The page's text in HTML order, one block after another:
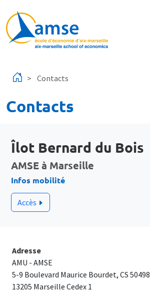
Contacts
Contacts
Îlot Bernard du Bois
AMSE à Marseille
Infos mobilité
Accès
Adresse
AMU - AMSE
5-9 Boulevard Maurice Bourdet, CS 50498
​13205 Marseille Cedex 1